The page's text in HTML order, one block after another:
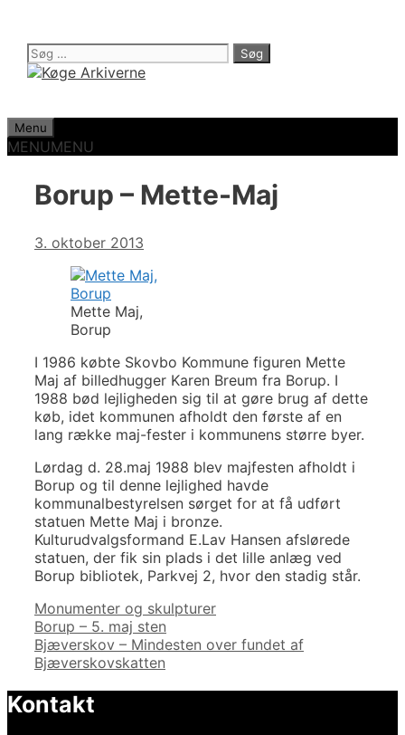
indhold
Søg
efter:
Menu
MENUMENU
Borup – Mette-Maj
3. oktober 2013
Mette Maj,
Borup
I 1986 købte Skovbo Kommune figuren Mette
Maj af billedhugger Karen Breum fra Borup. I
1988 bød lejligheden sig til at gøre brug af dette
køb, idet kommunen afholdt den første af en
lang række maj-fester i kommunens større byer.
Lørdag d. 28.maj 1988 blev majfesten afholdt i
Borup og til denne lejlighed havde
kommunalbestyrelsen sørget for at få udført
statuen Mette Maj i bronze.
Kulturudvalgsformand E.Lav Hansen afslørede
statuen, der fik sin plads i det lille anlæg ved
Borup bibliotek, Parkvej 2, hvor den stadig står.
Kategorier
Monumenter og skulpturer
Indlægsnavigation
Borup – 5. maj sten
Bjæverskov – Mindesten over fundet af
Bjæverskovskatten
Kontakt